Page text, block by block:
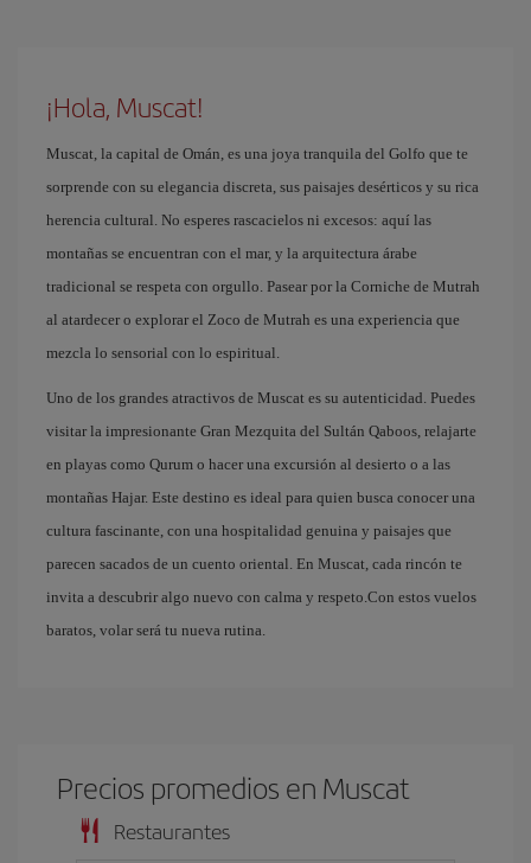
¡Hola, Muscat!
Muscat, la capital de Omán, es una joya tranquila del Golfo que te
sorprende con su elegancia discreta, sus paisajes desérticos y su rica
herencia cultural. No esperes rascacielos ni excesos: aquí las
montañas se encuentran con el mar, y la arquitectura árabe
tradicional se respeta con orgullo. Pasear por la Corniche de Mutrah
al atardecer o explorar el Zoco de Mutrah es una experiencia que
mezcla lo sensorial con lo espiritual.
Uno de los grandes atractivos de Muscat es su autenticidad. Puedes
visitar la impresionante Gran Mezquita del Sultán Qaboos, relajarte
en playas como Qurum o hacer una excursión al desierto o a las
montañas Hajar. Este destino es ideal para quien busca conocer una
cultura fascinante, con una hospitalidad genuina y paisajes que
parecen sacados de un cuento oriental. En Muscat, cada rincón te
invita a descubrir algo nuevo con calma y respeto.Con estos vuelos
baratos, volar será tu nueva rutina.
Precios promedios en Muscat
Restaurantes